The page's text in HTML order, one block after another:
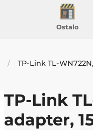
Ostalo
TP-Link TL-
TP-Link
adapter,